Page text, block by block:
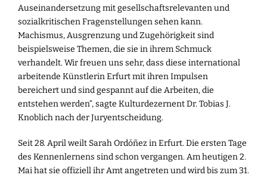
Auseinandersetzung mit gesellschaftsrelevanten und
sozialkritischen Fragenstellungen sehen kann.
Machismus, Ausgrenzung und Zugehörigkeit sind
beispielsweise Themen, die sie in ihrem Schmuck
verhandelt. Wir freuen uns sehr, dass diese international
arbeitende Künstlerin Erfurt mit ihren Impulsen
bereichert und sind gespannt auf die Arbeiten, die
entstehen werden“, sagte Kulturdezernent Dr. Tobias J.
Knoblich nach der Juryentscheidung.
Seit 28. April weilt Sarah Ordóñez in Erfurt. Die ersten Tage
des Kennenlernens sind schon vergangen. Am heutigen 2.
Mai hat sie offiziell ihr Amt angetreten und wird bis zum 31.